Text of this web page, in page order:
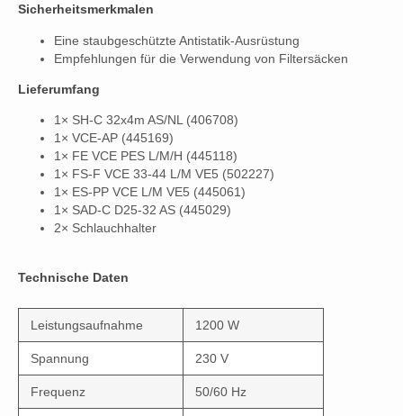
Sicherheitsmerkmalen
Eine staubgeschützte Antistatik-Ausrüstung
Empfehlungen für die Verwendung von Filtersäcken
Lieferumfang
1× SH-C 32x4m AS/NL (406708)
1× VCE-AP (445169)
1× FE VCE PES L/M/H (445118)
1× FS-F VCE 33-44 L/M VE5 (502227)
1× ES-PP VCE L/M VE5 (445061)
1× SAD-C D25-32 AS (445029)
2× Schlauchhalter
Technische Daten
Leistungsaufnahme 1200 W
Spannung 230 V
Frequenz 50/60 Hz